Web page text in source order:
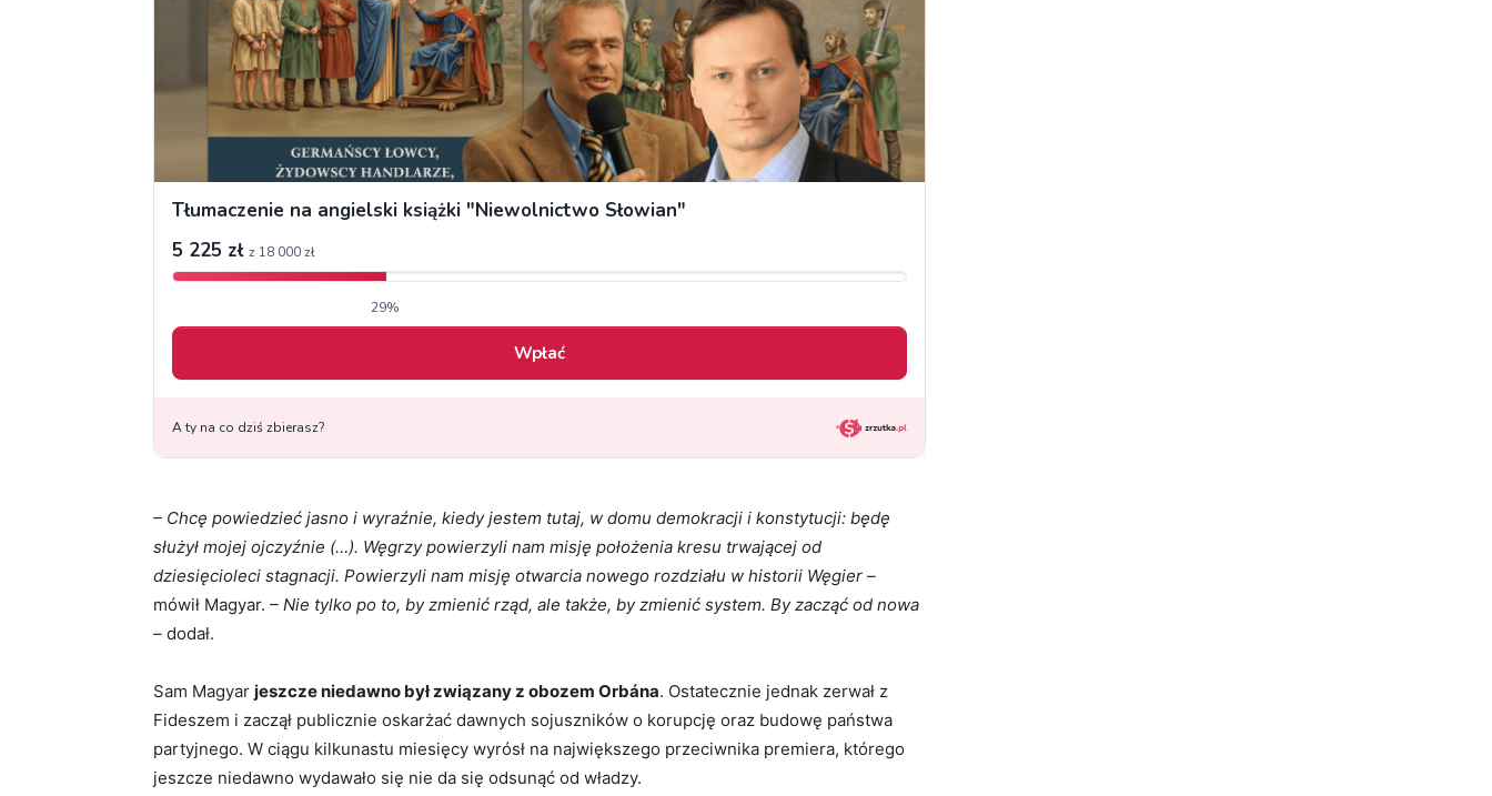
– Chcę powiedzieć jasno i wyraźnie, kiedy jestem tutaj, w domu demokracji i konstytucji: będę
służył mojej ojczyźnie (…). Węgrzy powierzyli nam misję położenia kresu trwającej od
dziesięcioleci stagnacji. Powierzyli nam misję otwarcia nowego rozdziału w historii Węgier –
mówił Magyar. – Nie tylko po to, by zmienić rząd, ale także, by zmienić system. By zacząć od nowa
– dodał.
Sam Magyar jeszcze niedawno był związany z obozem Orbána. Ostatecznie jednak zerwał z
Fideszem i zaczął publicznie oskarżać dawnych sojuszników o korupcję oraz budowę państwa
partyjnego. W ciągu kilkunastu miesięcy wyrósł na największego przeciwnika premiera, którego
jeszcze niedawno wydawało się nie da się odsunąć od władzy.